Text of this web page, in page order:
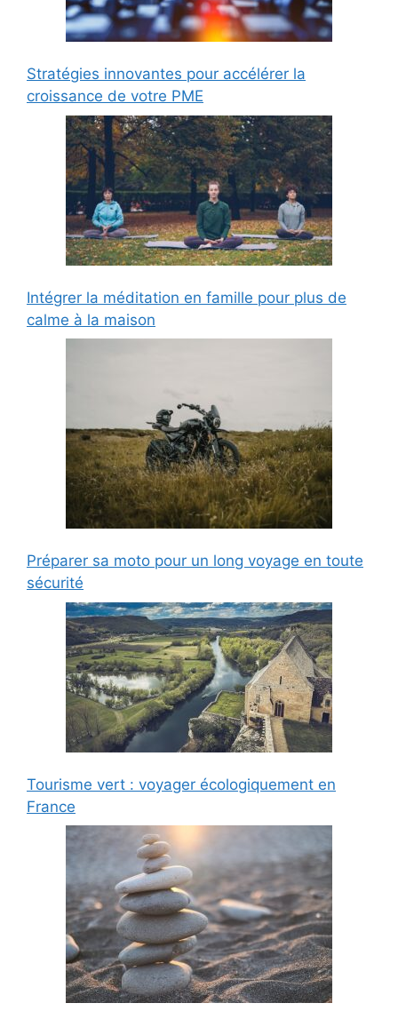
Stratégies innovantes pour accélérer la
croissance de votre PME
Intégrer la méditation en famille pour plus de
calme à la maison
Préparer sa moto pour un long voyage en toute
sécurité
Tourisme vert : voyager écologiquement en
France